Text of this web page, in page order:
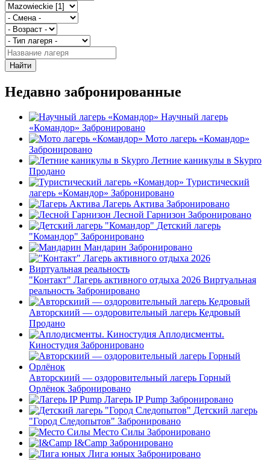
Найти
Недавно забронированные
Научный лагерь
«Командор» Забронировано
Мото лагерь «Командор»
Забронировано
Летние каникулы в Skypro
Продано
Туристический
лагерь «Командор» Забронировано
Лагерь Актива Забронировано
Лесной Гарнизон Забронировано
Детский лагерь
"Командор" Забронировано
Мандарин Забронировано
"Контакт" Лагерь активного отдыха 2026 Виртуальная
реальность Забронировано
Авторскиий — оздоровительный лагерь Кедровый
Продано
Аплодисменты.
Киностудия Забронировано
Авторскиий — оздоровительный лагерь Горный
Орлёнок Забронировано
Лагерь IP Pump Забронировано
Детский лагерь
"Город Следопытов" Забронировано
Место Силы Забронировано
I&Camp Забронировано
Лига юных Забронировано